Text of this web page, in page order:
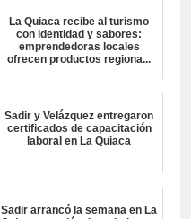
La Quiaca recibe al turismo
con identidad y sabores:
emprendedoras locales
ofrecen productos regiona...
Sadir y Velázquez entregaron
certificados de capacitación
laboral en La Quiaca
Sadir arrancó la semana en La